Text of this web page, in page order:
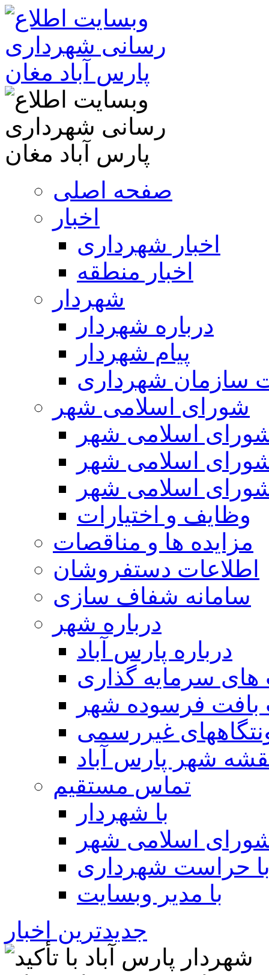
صفحه اصلی
اخبار
اخبار شهرداری
اخبار منطقه
شهردار
درباره شهردار
پیام شهردار
سازمان شهرداری
شورای اسلامی شهر
اسلامی شهر
اسلامی شهر
اسلامی شهر
وظایف و اختیارات
مزایده ها و مناقصات
اطلاعات دستفروشان
سامانه شفاف سازی
درباره شهر
درباره پارس آباد
سرمایه گذاری
بافت فرسوده شهر
غیررسمی
شهر پارس آباد
تماس مستقیم
با شهردار
اسلامی شهر
حراست شهرداری
با مدیر وبسایت
جدیدترین اخبار